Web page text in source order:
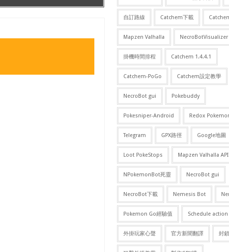
自訂路線 Catchem下載
Mapzen Valhalla NecroBotVisualizer
掛機時間排程 Catchem 1.4.4.1
Catchem-PoGo Catchem設定教學
NecroBot gui Pokebuddy
Pokesniper-Android Redox
Telegram GPX路徑 Google地圖
Loot PokeStops Mapzen Valhalla API
NPokemonBot死靈 NecroBot gui
NecroBot下載 Nemesis Bot
Pokemon Go經驗值 Schedule action
外掛玩家心聲 官方新聞翻譯 封